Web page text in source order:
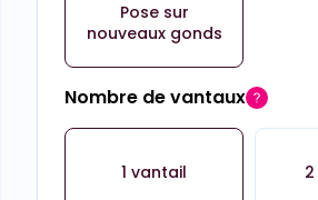
Pose sur
nouveaux gonds
Nombre de vantaux
1 vantail